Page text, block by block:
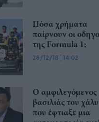
Πόσα χρήματα
παίρνουν οι
της Formula 1​;
28/12/18 | 14:02
Ο αμφιλεγόμενος
βασιλιάς του
που έφτιαξε μια